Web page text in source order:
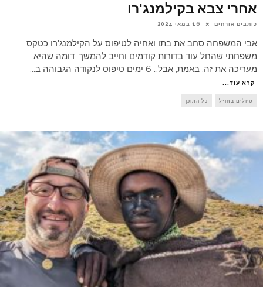
אחרי צבא בקילמנג'רו
כותבים אורחים 16 במאי 2024
אבי המשפחה סחב את בתו ואחיה לטיפוס על הקילמנג'רו כטקס
משפחתי שהחל עוד בדורות קודמים וחייב להמשך. דומה שהיא
מעריכה את זה, באמת, אבל… 6 ימים טיפוס לנקודה הגבוהה ב
...
קרא עוד...
טיולים בחו"ל כל התוכן